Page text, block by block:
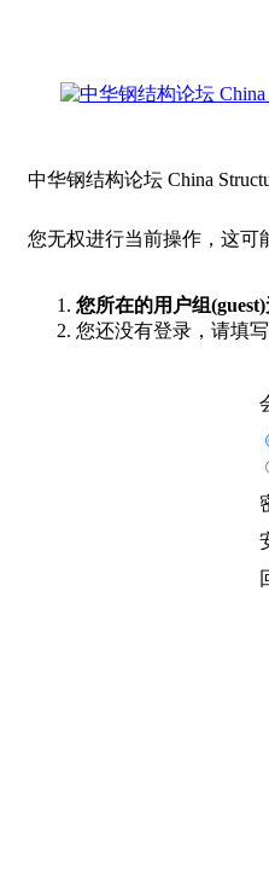
中华钢结构论坛 China
您无权进行当前操作，这可
您所在的用户组(guest)
您还没有登录，请填